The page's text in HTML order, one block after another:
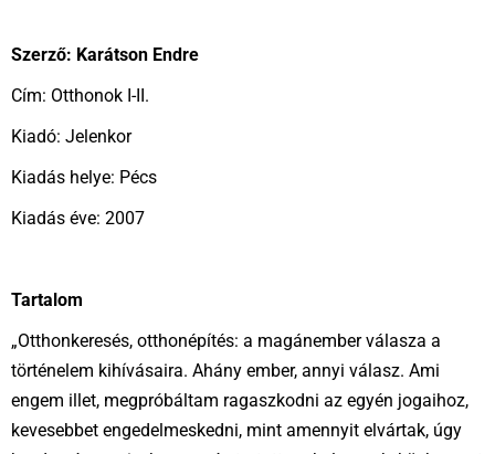
Szerző: Karátson Endre
Cím: Otthonok I-II.
Kiadó: Jelenkor
Kiadás helye: Pécs
Kiadás éve: 2007
Tartalom
„Otthonkeresés, otthonépítés: a magánember válasza a
történelem kihívásaira. Ahány ember, annyi válasz. Ami
engem illet, megpróbáltam ragaszkodni az egyén jogaihoz,
kevesebbet engedelmeskedni, mint amennyit elvártak, úgy